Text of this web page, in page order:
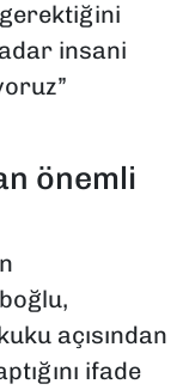
insani
önemli
açısından
ifade